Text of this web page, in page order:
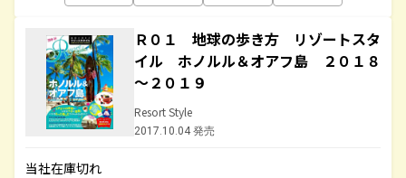
Ｒ０１ 地球の歩き方 リゾートスタ
イル ホノルル＆オアフ島 ２０１８
～２０１９
Resort Style
2017.10.04 発売
当社在庫切れ